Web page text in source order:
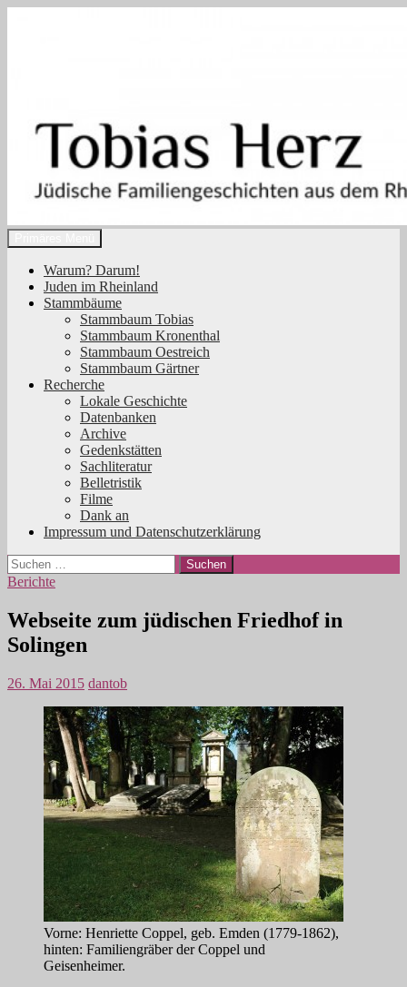
Tobias Herz
Suchen
Warum? Darum!
Juden im Rheinland
Stammbäume
Stammbaum Tobias
Stammbaum Kronenthal
Stammbaum Oestreich
Stammbaum Gärtner
Recherche
Lokale Geschichte
Datenbanken
Archive
Gedenkstätten
Sachliteratur
Belletristik
Filme
Dank an
Impressum und Datenschutzerklärung
Suchen
nach:
Berichte
Webseite zum jüdischen Friedhof in
Solingen
26. Mai 2015 dantob
Vorne: Henriette Coppel, geb. Emden (1779-1862),
hinten: Familiengräber der Coppel und
Geisenheimer.